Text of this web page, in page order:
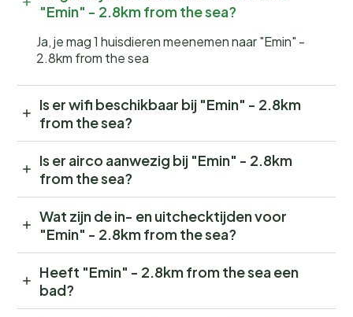
"Emin" - 2.8km from the sea?
Ja, je mag 1 huisdieren meenemen naar "Emin" -
2.8km from the sea
Is er wifi beschikbaar bij "Emin" - 2.8km
from the sea?
Is er airco aanwezig bij "Emin" - 2.8km
from the sea?
Wat zijn de in- en uitchecktijden voor
"Emin" - 2.8km from the sea?
Heeft "Emin" - 2.8km from the sea een
bad?